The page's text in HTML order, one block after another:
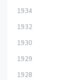
1934
1932
1930
1929
1928